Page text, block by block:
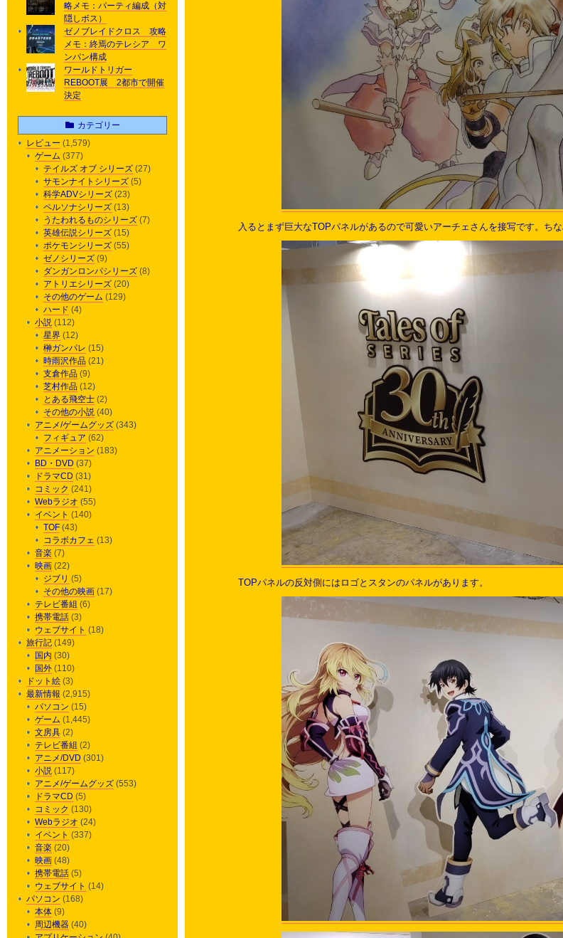
入るとまず巨大なTOPパネルがあるので可愛いアーチェさんを接写です。ち
TOPパネルの反対側にはロゴとスタンのパネルがあります。
略メモ：パーティ編成（対
隠しボス）
ゼノブレイドクロス 攻略
メモ：終焉のテレシア ワ
ンパン構成
ワールドトリガー
REBOOT展 2都市で開催
決定
カテゴリー
レビュー (1,579)
ゲーム (377)
テイルズ オブ シリーズ (27)
サモンナイトシリーズ (5)
科学ADVシリーズ (23)
ペルソナシリーズ (13)
うたわれるものシリーズ (7)
英雄伝説シリーズ (15)
ポケモンシリーズ (55)
ゼノシリーズ (9)
ダンガンロンパシリーズ (8)
アトリエシリーズ (20)
その他のゲーム (129)
ハード (4)
小説 (112)
星界 (12)
榊ガンパレ (15)
時雨沢作品 (21)
支倉作品 (9)
芝村作品 (12)
とある飛空士 (2)
その他の小説 (40)
アニメ/ゲームグッズ (343)
フィギュア (62)
アニメーション (183)
BD・DVD (37)
ドラマCD (31)
コミック (241)
Webラジオ (55)
イベント (140)
TOF (43)
コラボカフェ (13)
音楽 (7)
映画 (22)
ジブリ (5)
その他の映画 (17)
テレビ番組 (6)
携帯電話 (3)
ウェブサイト (18)
旅行記 (149)
国内 (30)
国外 (110)
ドット絵 (3)
最新情報 (2,915)
パソコン (15)
ゲーム (1,445)
文房具 (2)
テレビ番組 (2)
アニメ/DVD (301)
小説 (117)
アニメ/ゲームグッズ (553)
ドラマCD (5)
コミック (130)
Webラジオ (24)
イベント (337)
音楽 (20)
映画 (48)
携帯電話 (5)
ウェブサイト (14)
パソコン (168)
本体 (9)
周辺機器 (40)